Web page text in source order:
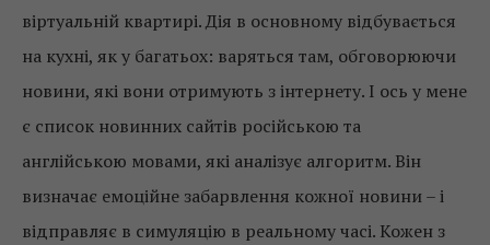
віртуальній квартирі. Дія в основному відбувається
на кухні, як у багатьох: варяться там, обговорюючи
новини, які вони отримують з інтернету. І ось у мене
є список новинних сайтів російською та
англійською мовами, які аналізує алгоритм. Він
визначає емоційне забарвлення кожної новини – і
відправляє в симуляцію в реальному часі. Кожен з